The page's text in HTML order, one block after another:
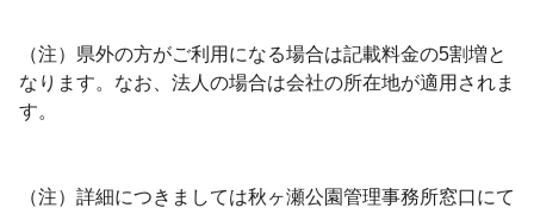
（注）県外の方がご利用になる場合は記載料金の5割増と
なります。なお、法人の場合は会社の所在地が適用されま
す。
（注）詳細につきましては秋ヶ瀬公園管理事務所窓口にて